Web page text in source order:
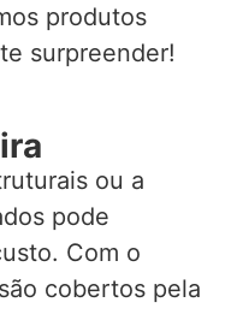
produtos
surpreender!
ou a
pode
Com o
cobertos pela